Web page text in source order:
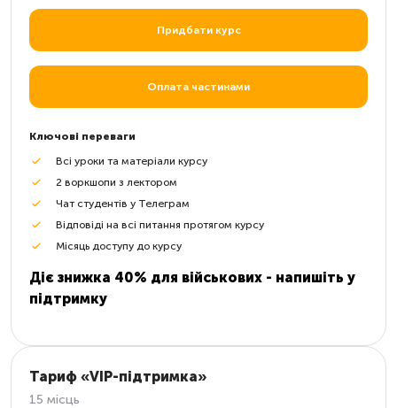
Придбати курс
Оплата частинами
Ключові переваги
Всі уроки та матеріали курсу
2 воркшопи з лектором
Чат студентів у Телеграм
Відповіді на всі питання протягом курсу
Місяць доступу до курсу
Діє знижка 40% для військових - напишіть у
підтримку
Тариф «VIP-підтримка»
15 місць